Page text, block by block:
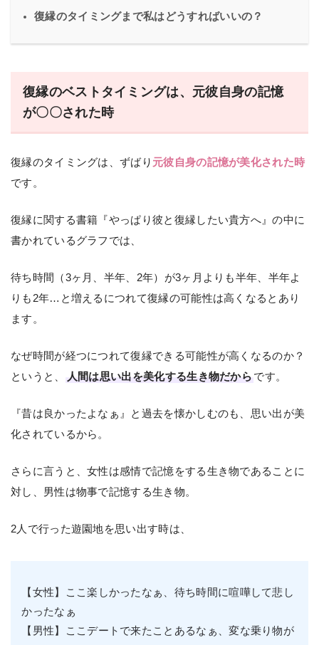
復縁のタイミングまで私はどうすればいいの？
復縁のベストタイミングは、元彼自身の記憶
が〇〇された時
復縁のタイミングは、ずばり 元彼自身の記憶が美化された時
です。
復縁に関する書籍『やっぱり彼と復縁したい貴方へ』の中に
書かれているグラフでは、
待ち時間（3ヶ月、半年、2年）が3ヶ月よりも半年、半年よ
りも2年…と増えるにつれて復縁の可能性は高くなるとあり
ます。
なぜ時間が経つにつれて復縁できる可能性が高くなるのか？
というと、
人間は思い出を美化する生き物だから です。
『昔は良かったよなぁ』と過去を懐かしむのも、思い出が美
化されているから。
さらに言うと、女性は感情で記憶をする生き物であることに
対し、男性は物事で記憶する生き物。
2人で行った遊園地を思い出す時は、
【女性】ここ楽しかったなぁ、待ち時間に喧嘩して悲し
かったなぁ
【男性】ここデートで来たことあるなぁ、変な乗り物が